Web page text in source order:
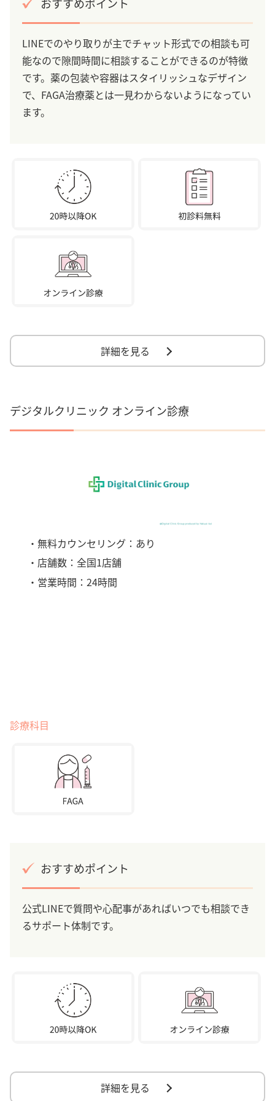
LINEでのやり取りが主でチャット形式での相談も可
能なので隙間時間に相談することができるのが特徴
です。薬の包装や容器はスタイリッシュなデザイン
で、FAGA治療薬とは一見わからないようになってい
ます。
詳細を見る
デジタルクリニック オンライン診療
・無料カウンセリング：あり
・店舗数：全国1店舗
・営業時間：24時間
診療科目
おすすめポイント
公式LINEで質問や心配事があればいつでも相談でき
るサポート体制です。
詳細を見る